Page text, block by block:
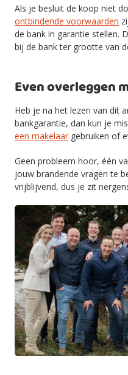
Als je besluit de koop niet
ontbindende voorwaarden
de bank in garantie stellen.
bij de bank ter grootte van
Even overleggen
Heb je na het lezen van dit
bankgarantie, dan kun je
een makelaar gebruiken of
Geen probleem hoor, één
jouw brandende vragen te
vrijblijvend, dus je zit